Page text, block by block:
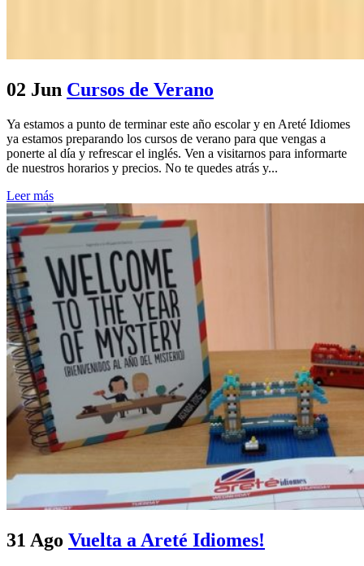
02 Jun Cursos de Verano
Ya estamos a punto de terminar este año escolar y en Areté Idiomes
ya estamos preparando los cursos de verano para que vengas a
ponerte al día y refrescar el inglés. Ven a visitarnos para informarte
de nuestros horarios y precios. No te quedes atrás y...
Leer más
31 Ago Vuelta a Areté Idiomes!